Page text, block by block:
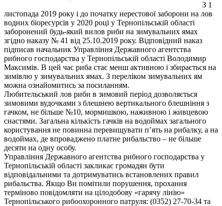
З 1
листопада 2019 року і до початку нерестової заборони на лов
водних біоресурсів у 2020 році у Тернопільській області
заборонений будь-який вилов риби на зимувальних ямах
згідно наказу № 41 від 25.10.2019 року. Відповідний наказ
підписав начальник Управління Державного агентства
рибного господарства у Тернопільській області Володимир
Максимів. В цей час риба стає менш активною і збирається на
зимівлю у зимувальних ямах. З переліком зимувальних ям
можна ознайомитись за посиланням.
Любительський лов риби в зимовий період дозволяється
зимовими вудочками з блешнею вертикального блешніння з
гачком, не більше №10, мормишкою, наживною і живцевою
снастями. Загальна кількість гачків на водоймах загального
користування не повинна перевищувати п’ять на рибалку, а на
водоймах, де впроваджено платне рибальство – не більше
десяти на одну особу.
Управління Державного агентства рибного господарства у
Тернопільській області закликає громадян бути
відповідальними та дотримуватись встановлених правил
рибальства. Якщо Ви помітили порушення, прохання
терміново повідомляти на цілодобову «гарячу лінію»
Тернопільського рибоохоронного патруля: (0352) 27-70-34 та